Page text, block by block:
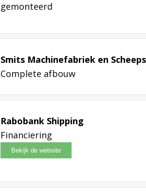
gemonteerd
Smits Machinefabriek en
Complete afbouw
Rabobank Shipping
Financiering